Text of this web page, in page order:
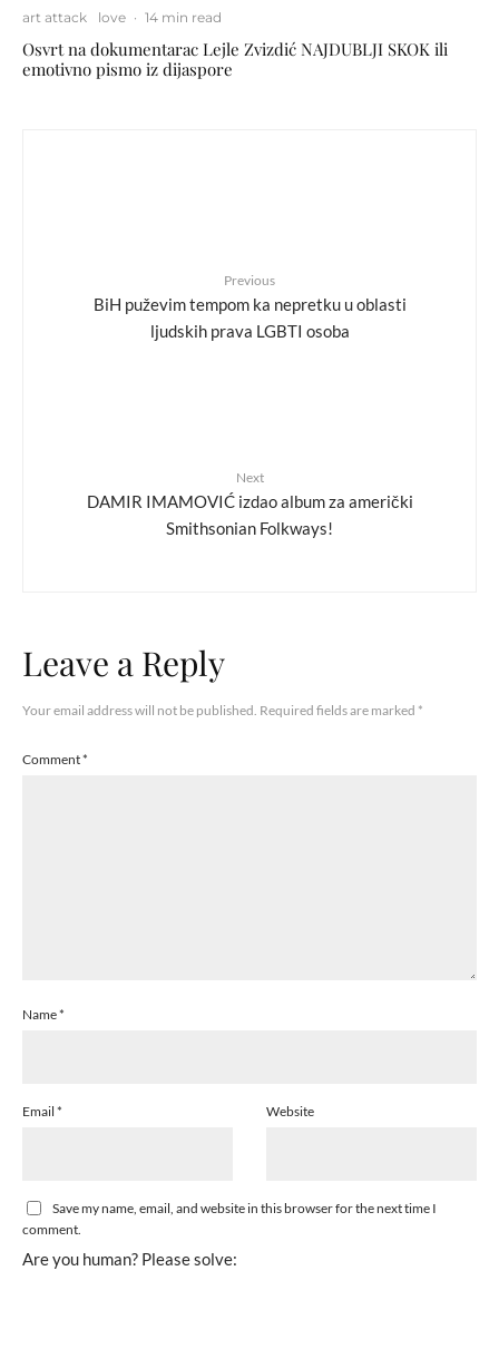
art attack love · 14 min read
Osvrt na dokumentarac Lejle Zvizdić NAJDUBLJI SKOK ili
emotivno pismo iz dijaspore
Previous
BiH puževim tempom ka nepretku u oblasti
ljudskih prava LGBTI osoba
Next
DAMIR IMAMOVIĆ izdao album za američki
Smithsonian Folkways!
Leave a Reply
Your email address will not be published. Required fields are marked *
Comment*
Name*
Email * Website
Save my name, email, and website in this browser for the next time I
comment.
Are you human? Please solve: